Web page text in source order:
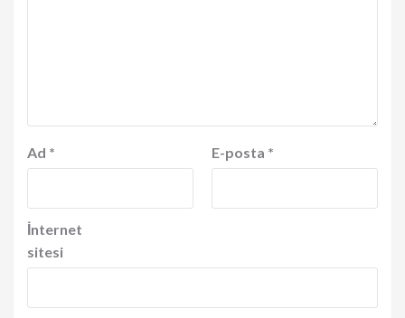
Ad * E-posta *
İnternet
sitesi